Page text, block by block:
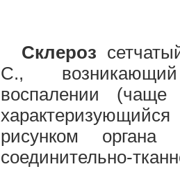
Склероз
С.,
воспалении (чаще
рисунком органа
соединительно-